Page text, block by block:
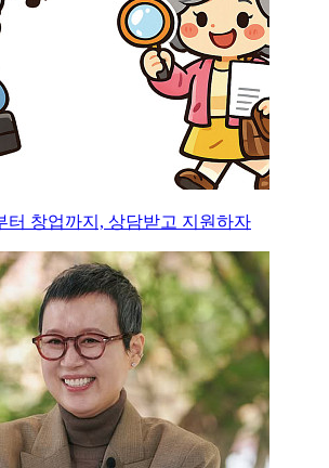
터 창업까지, 상담받고 지원하자